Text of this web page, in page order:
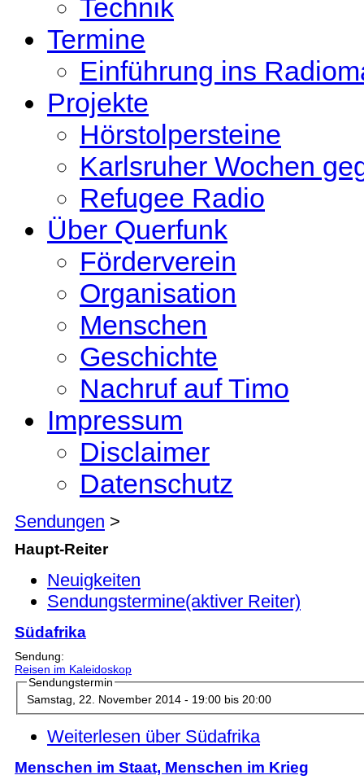
Technik
Termine
Einführung ins
Projekte
Hörstolpersteine
Karlsruher Wochen
Refugee Radio
Über Querfunk
Förderverein
Organisation
Menschen
Geschichte
Nachruf auf Timo
Impressum
Disclaimer
Datenschutz
Sendungen >
Haupt-Reiter
Neuigkeiten
Sendungstermine(aktiver Reiter)
Südafrika
Sendung:
Reisen im Kaleidoskop
Sendungstermin
Samstag, 22. November 2014 - 19:00bis 20:00
Weiterlesen über Südafrika
Menschen im Staat, Menschen im Krieg